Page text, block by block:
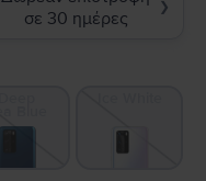
σε 30 ημέρες
❯